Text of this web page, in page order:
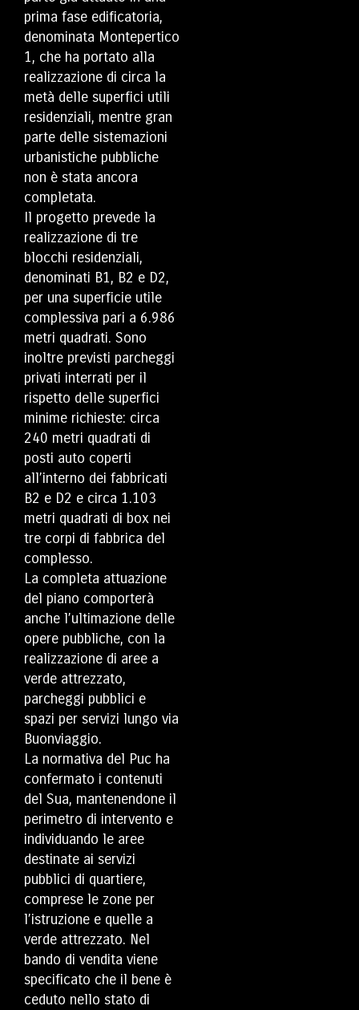
prima fase edificatoria,
denominata Montepertico
1, che ha portato alla
realizzazione di circa la
metà delle superfici utili
residenziali, mentre gran
parte delle sistemazioni
urbanistiche pubbliche
non è stata ancora
completata.
Il progetto prevede la
realizzazione di tre
blocchi residenziali,
denominati B1, B2 e D2,
per una superficie utile
complessiva pari a 6.986
metri quadrati. Sono
inoltre previsti parcheggi
privati interrati per il
rispetto delle superfici
minime richieste: circa
240 metri quadrati di
posti auto coperti
all’interno dei fabbricati
B2 e D2 e circa 1.103
metri quadrati di box nei
tre corpi di fabbrica del
complesso.
La completa attuazione
del piano comporterà
anche l’ultimazione delle
opere pubbliche, con la
realizzazione di aree a
verde attrezzato,
parcheggi pubblici e
spazi per servizi lungo via
Buonviaggio.
La normativa del Puc ha
confermato i contenuti
del Sua, mantenendone il
perimetro di intervento e
individuando le aree
destinate ai servizi
pubblici di quartiere,
comprese le zone per
l’istruzione e quelle a
verde attrezzato. Nel
bando di vendita viene
specificato che il bene è
ceduto nello stato di